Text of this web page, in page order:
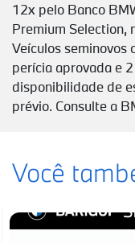
12x pelo Banco
Premium Selection,
Veículos seminovos
perícia aprovada e
disponibilidade de
prévio. Consulte a
Você